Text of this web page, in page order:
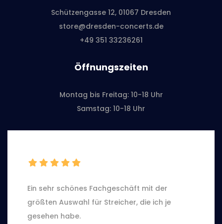
Schützengasse 12, 01067 Dresden
store@dresden-concerts.de
+49 351 33236261
Öffnungszeiten
Montag bis Freitag: 10-18 Uhr
Samstag: 10-18 Uhr
Ein sehr schönes Fachgeschäft mit der
größten Auswahl für Streicher, die ich je
gesehen habe.